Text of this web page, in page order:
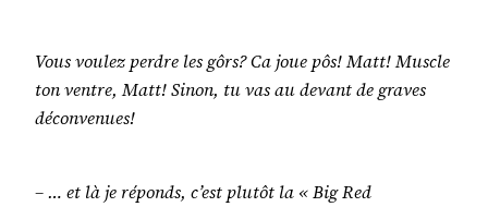
Vous voulez perdre les gôrs? Ca joue pôs! Matt! Muscle
ton ventre, Matt! Sinon, tu vas au devant de graves
déconvenues!
– … et là je réponds, c’est plutôt la « Big Red